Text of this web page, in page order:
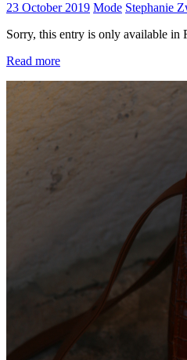
23 October 2019 Mode Stephanie
Sorry, this entry is only available in
Read more